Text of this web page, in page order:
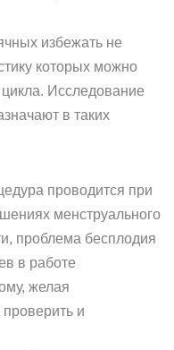
избежать не
которых можно
Исследование
в таких
проводится при
менструального
проблема бесплодия
в работе
желая
проверить и